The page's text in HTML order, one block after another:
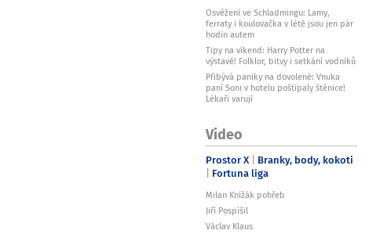
Osvěžení ve Schladmingu: Lamy,
ferraty i koulovačka v létě jsou jen pár
hodin autem
Tipy na víkend: Harry Potter na
výstavě! Folklor, bitvy i setkání vodníků
Přibývá paniky na dovolené: Vnuka
paní Soni v hotelu poštípaly štěnice!
Lékaři varují
Video
Prostor X Branky, body, kokoti
Fortuna liga
Milan Knížák pohřeb
Jiří Pospíšil
Václav Klaus